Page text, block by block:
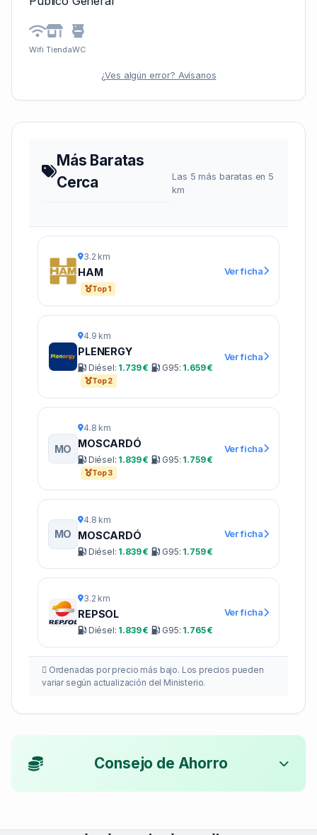
Wifi TiendaWC
¿Ves algún error? Avísanos
Más Baratas
Cerca
Las 5 más baratas en 5
km
3.2 km
HAM
Top 1
Ver ficha
4.9 km
PLENERGY
Diésel: 1.739 € G95: 1.659 €
Top 2
Ver ficha
MO
4.8 km
MOSCARDÓ
Diésel: 1.839 € G95: 1.759 €
Top 3
Ver ficha
MO
4.8 km
MOSCARDÓ
Diésel: 1.839 € G95: 1.759 €
Ver ficha
3.2 km
REPSOL
Diésel: 1.839 € G95: 1.765 €
Ver ficha
Ordenadas por precio más bajo. Los precios pueden
variar según actualización del Ministerio.
Consejo de Ahorro